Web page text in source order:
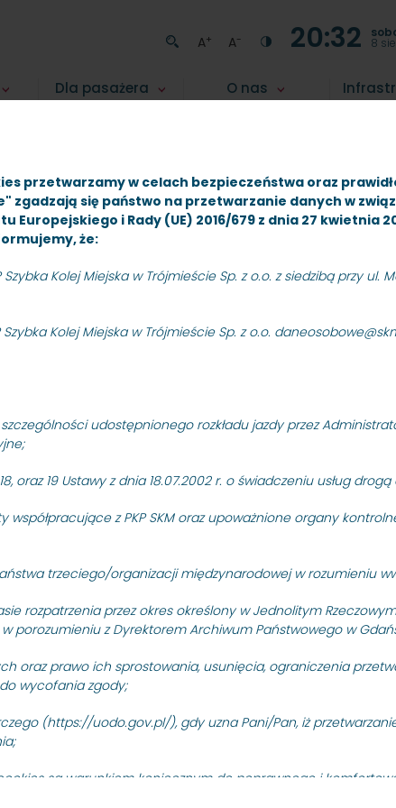
przetwarzamy w celach bezpieczeństwa oraz
się państwo na przetwarzanie danych w
Europejskiego i Rady (UE) 2016/679 z dnia 27 kwietnia
że:
Kolej Miejska w Trójmieście Sp. z o.o. z siedzibą przy ul.
Kolej Miejska w Trójmieście Sp. z o.o.
udostępnionego rozkładu jazdy przez
19 Ustawy z dnia 18.07.2002 r. o świadczeniu usług
z PKP SKM oraz upoważnione organy
trzeciego/organizacji międzynarodowej w rozumieniu
rozpatrzenia przez okres określony w Jednolitym Rzeczowym
porozumieniu z Dyrektorem Archiwum Państwowego w
oraz prawo ich sprostowania, usunięcia, ograniczenia
wycofania zgody;
(https://uodo.gov.pl/), gdy uzna Pani/Pan, iż
są warunkiem koniecznym do poprawnego i
A+ A- 20:32 8
Dla pasażera O nas
peronu SKM Gdynia Wzgórze Św. Maksymiliana
znak:
peronu
peronu SKM Gdynia Wzgórze Św. Maksymiliana
przedmiotu zamówienia"